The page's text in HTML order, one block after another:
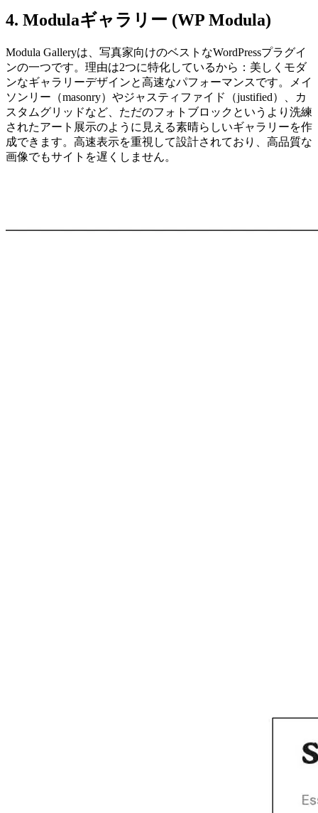
4. Modulaギャラリー (WP Modula)
Modula Galleryは、写真家向けのベストなWordPressプラグイ
ンの一つです。理由は2つに特化しているから：美しくモダ
ンなギャラリーデザインと高速なパフォーマンスです。メイ
ソンリー（masonry）やジャスティファイド（justified）、カ
スタムグリッドなど、ただのフォトブロックというより洗練
されたアート展示のように見える素晴らしいギャラリーを作
成できます。高速表示を重視して設計されており、高品質な
画像でもサイトを遅くしません。